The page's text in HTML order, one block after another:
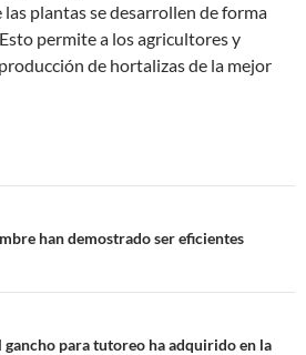
plantas se desarrollen de forma
permite a los agricultores y
de hortalizas de la mejor
han demostrado ser eficientes
gancho para tutoreo ha adquirido en la